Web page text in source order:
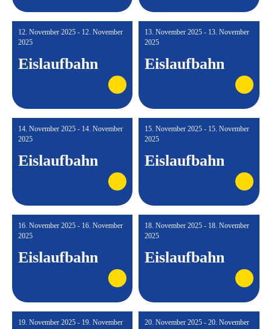
12. November 2025 - 12. November
2025
Eislaufbahn
13. November 2025 - 13. November
2025
Eislaufbahn
14. November 2025 - 14. November
2025
Eislaufbahn
15. November 2025 - 15. November
2025
Eislaufbahn
16. November 2025 - 16. November
2025
Eislaufbahn
18. November 2025 - 18. November
2025
Eislaufbahn
19. November 2025 - 19. November
20. November 2025 - 20. November